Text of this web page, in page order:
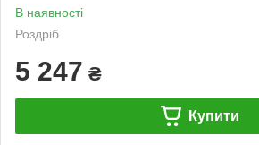
В наявності
Роздріб
5 247 ₴
Купити